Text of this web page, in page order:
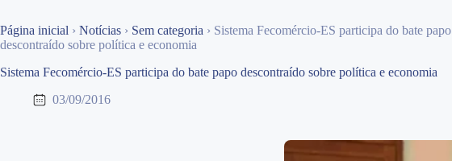
Página inicial › Notícias › Sem categoria › Sistema Fecomércio-ES participa do bate papo
descontraído sobre política e economia
Sistema Fecomércio-ES participa do bate papo descontraído sobre política e economia
03/09/2016